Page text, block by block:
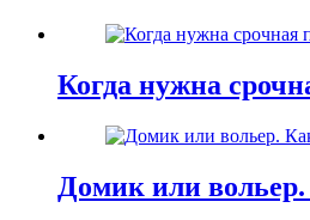
Когда нужна
Домик или вольер.